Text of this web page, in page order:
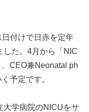
付けで日赤を定年
した。4月から「NIC
CEO兼Neonatal ph
予定です。
大学病院のNICUをサ